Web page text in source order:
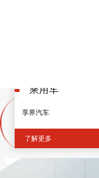
乘用车
享界汽车
了解更多